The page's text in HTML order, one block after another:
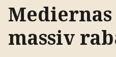
massiv